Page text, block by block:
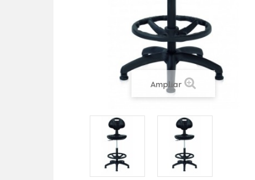
Ampliar